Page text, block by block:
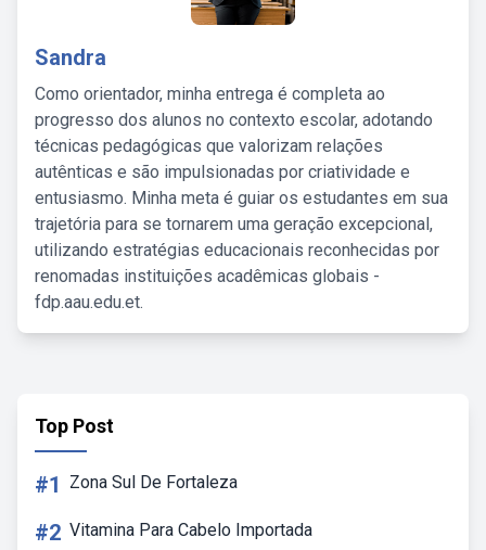
Sandra
Como orientador, minha entrega é completa ao
progresso dos alunos no contexto escolar, adotando
técnicas pedagógicas que valorizam relações
autênticas e são impulsionadas por criatividade e
entusiasmo. Minha meta é guiar os estudantes em sua
trajetória para se tornarem uma geração excepcional,
utilizando estratégias educacionais reconhecidas por
renomadas instituições acadêmicas globais -
fdp.aau.edu.et.
Top Post
#1 Zona Sul De Fortaleza
#2 Vitamina Para Cabelo Importada